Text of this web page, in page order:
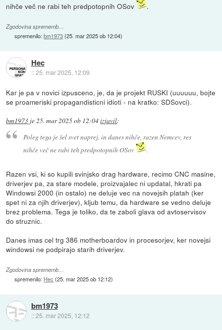
nihče več ne rabi teh predpotopnih OSov
.
Zgodovina sprememb…
spremenilo:bm1973(25. mar 2025 ob 12:04)
Hec
::25. mar 2025, 12:09
Kar je pa v novici izpusceno, je, da je projekt RUSKI (uuuuuu, bojte
se proameriski propagandisticni idioti - na kratko: SDSovci).
bm1973 je 25. mar 2025 ob 12:04izjavil:
Poleg tega je šel svet naprej, in danes nihče, razen Nemcev, res
nihče več ne rabi teh predpotopnih OSov
.
Razen vsi, ki so kupili svinjsko drag hardware, recimo CNC masine,
driverjev pa, za stare modele, proizvajalec ni updatal, hkrati pa
Windowsi 2000 (in ostalo) ne deluje vec na novejsih platah (ker
spet ni za njih driverjev), kljub temu, da hardware se vedno deluje
brez problema. Tega je toliko, da te zaboli glava od avtoservisov
do struznic.
Danes imas cel trg 386 motherboardov in procesorjev, ker novejsi
windowsi ne podpirajo starih driverjev.
Zgodovina sprememb…
spremenilo: Hec (25. mar 2025 ob 12:12)
bm1973
::25. mar 2025, 12:12